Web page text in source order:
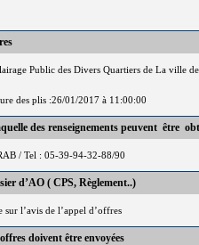
Public des Divers Quartiers de La ville
des plis :26/01/2017 à 11:00:00
des renseignements peuvent être
/ Tel : 05-39-94-32-88/90
d’AO ( CPS, Règlement..)
sur l’avis de l’appel d’offres
doivent être envoyées